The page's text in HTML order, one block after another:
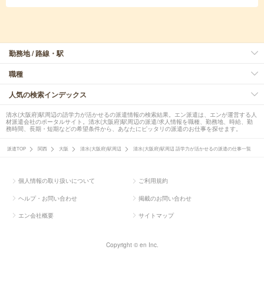
勤務地 / 路線・駅
職種
人気の検索インデックス
清水(大阪府)駅周辺の語学力が活かせるの派遣情報の検索結果。エン派遣は、エンが運営する人
材派遣会社のポータルサイト。清水(大阪府)駅周辺の派遣/求人情報を職種、勤務地、時給、勤
務時間、長期・短期などの希望条件から、あなたにピッタリの派遣のお仕事を探せます。
派遣TOP 関西 大阪 清水(大阪府)駅周辺 清水(大阪府)駅周辺 語学力が活かせるの派遣の仕事一覧
個人情報の取り扱いについて ご利用規約
ヘルプ・お問い合わせ 掲載のお問い合わせ
エン会社概要 サイトマップ
Copyright © en Inc.